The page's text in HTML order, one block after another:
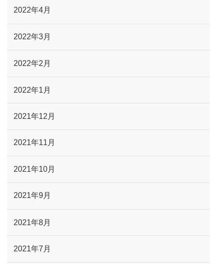
2022年4月
2022年3月
2022年2月
2022年1月
2021年12月
2021年11月
2021年10月
2021年9月
2021年8月
2021年7月